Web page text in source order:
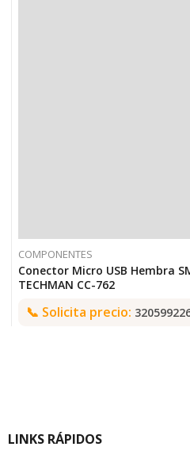
COMPONENTES
Conector Micro USB Hembra
TECHMAN CC-762
📞 Solicita precio:
LINKS RÁPIDOS